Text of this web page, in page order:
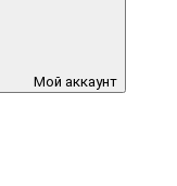
Мой аккаунт